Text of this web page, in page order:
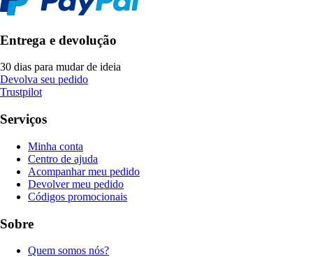
Entrega e devolução
30 dias para mudar de ideia
Devolva seu pedido
Trustpilot
Serviços
Minha conta
Centro de ajuda
Acompanhar meu pedido
Devolver meu pedido
Códigos promocionais
Sobre
Quem somos nós?